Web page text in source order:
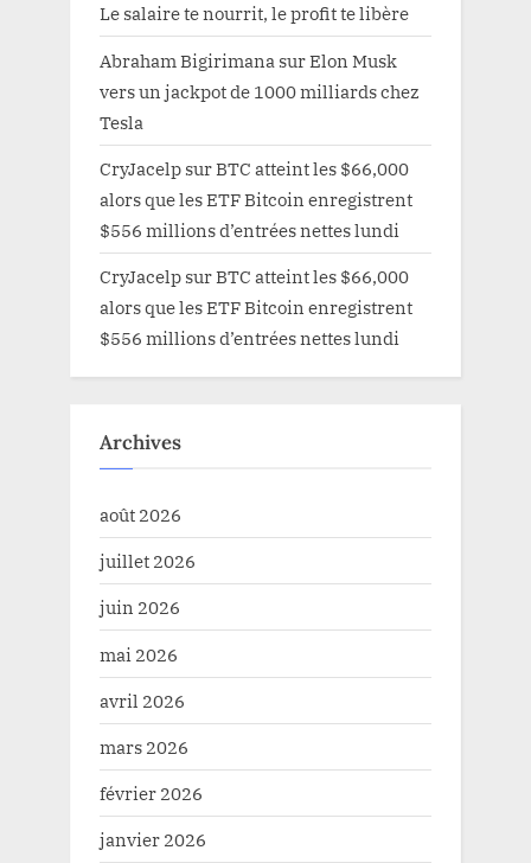
Le salaire te nourrit, le profit te libère
Abraham Bigirimana surElon Musk
vers un jackpot de 1000 milliards chez
Tesla
CryJacelp surBTC atteint les $66,000
alors que les ETF Bitcoin enregistrent
$556 millions d’entrées nettes lundi
CryJacelp surBTC atteint les $66,000
alors que les ETF Bitcoin enregistrent
$556 millions d’entrées nettes lundi
Archives
août 2026
juillet 2026
juin 2026
mai 2026
avril 2026
mars 2026
février 2026
janvier 2026